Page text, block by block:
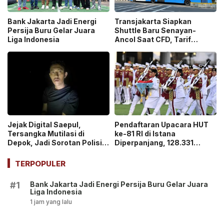
Bank Jakarta Jadi Energi
Persija Buru Gelar Juara
Liga Indonesia
Transjakarta Siapkan
Shuttle Baru Senayan-
Ancol Saat CFD, Tarif
Jejak Digital Saepul,
Tersangka Mutilasi di
Depok, Jadi Sorotan Polisi
Pendaftaran Upacara HUT
ke-81 RI di Istana
Diperpanjang, 128.331
TERPOPULER
#1
Bank Jakarta Jadi Energi Persija Buru Gelar Juara
Liga Indonesia
1 jam yang lalu